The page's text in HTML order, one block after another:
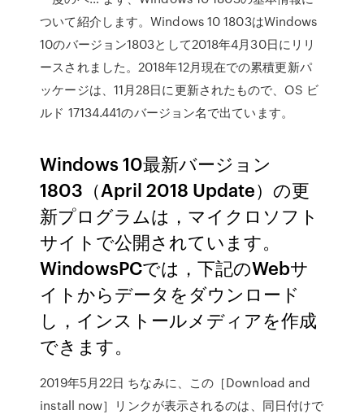
ついて紹介します。Windows 10 1803はWindows
10のバージョン1803として2018年4月30日にリリ
ースされました。2018年12月現在での累積更新パ
ッケージは、11月28日に更新されたもので、OS ビ
ルド 17134.441のバージョン名で出ています。
Windows 10最新バージョン
1803（April 2018 Update）の更
新プログラムは，マイクロソフト
サイトで公開されています。
WindowsPCでは，下記のWebサ
イトからデータをダウンロード
し，インストールメディアを作成
できます。
2019年5月22日 ちなみに、この［Download and
install now］リンクが表示されるのは、同日付けで